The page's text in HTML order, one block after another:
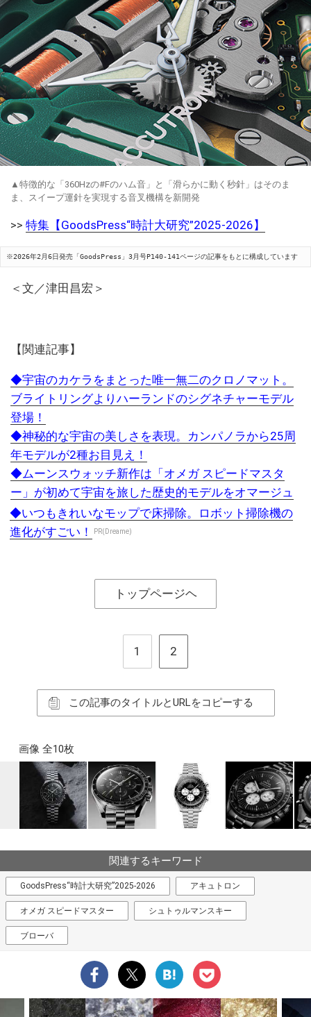
▲特徴的な「360Hzの#Fのハム音」と「滑らかに動く秒針」はそのま
ま、スイープ運針を実現する音叉機構を新開発
>> 特集【GoodsPress“時計大研究”2025-2026】
※2026年2月6日発売「GoodsPress」3月号P140-141ページの記事をもとに構成しています
＜文／津田昌宏＞
【関連記事】
◆宇宙のカケラをまとった唯一無二のクロノマット。
ブライトリングよりハーランドのシグネチャーモデル
登場！
◆神秘的な宇宙の美しさを表現。カンパノラから25周
年モデルが2種お目見え！
◆ムーンスウォッチ新作は「オメガ スピードマスタ
ー」が初めて宇宙を旅した歴史的モデルをオマージュ
◆いつもきれいなモップで床掃除。ロボット掃除機の
進化がすごい！
PR(Dreame)
トップページヘ
1 2
この記事のタイトルとURLをコピーする
画像 全10枚
関連するキーワード
GoodsPress“時計大研究”2025-2026 アキュトロン
オメガ スピードマスター シュトゥルマンスキー
ブローバ